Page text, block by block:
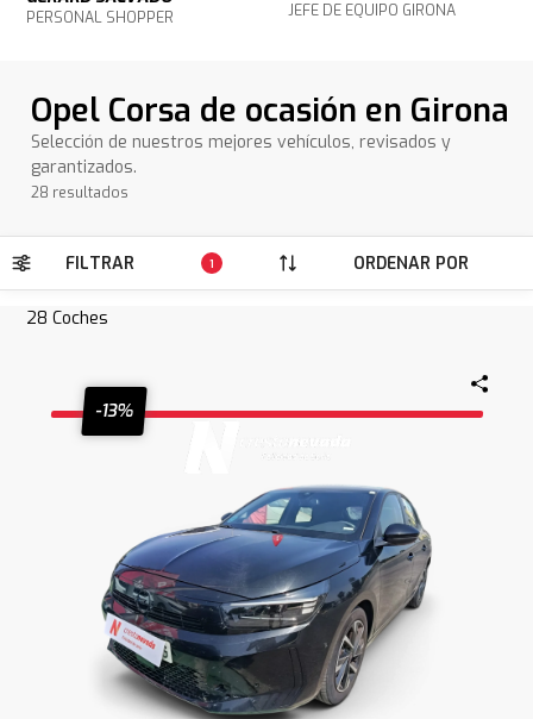
PERSONAL SHOPPER JEFE DE EQUIPO GIRONA
Opel Corsa de ocasión en Girona
Selección de nuestros mejores vehículos, revisados y
garantizados.
28 resultados
FILTRAR 1 ORDENAR POR
28 Coches
-13%